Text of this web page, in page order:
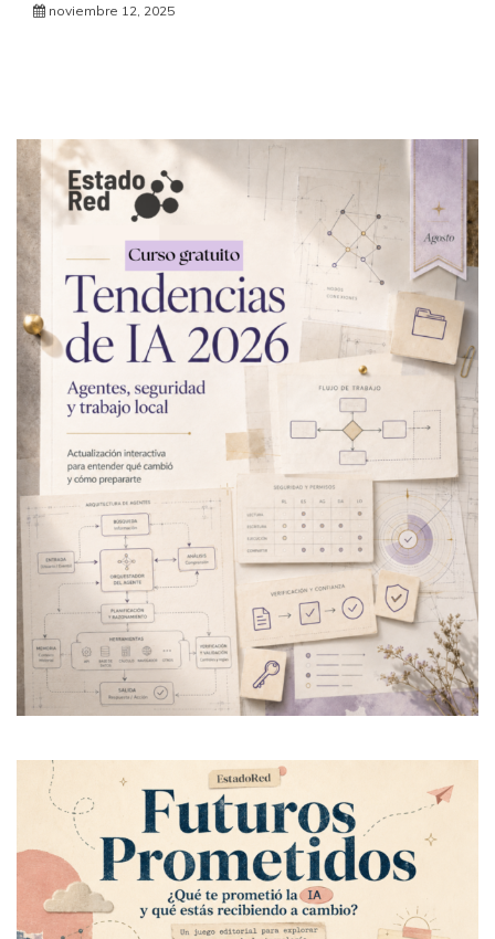
noviembre 12, 2025